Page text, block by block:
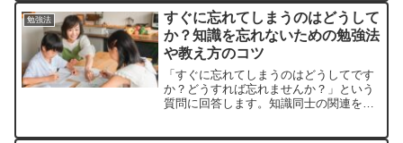
勉強法
すぐに忘れてしまうのはどうして
か？知識を忘れないための勉強法
や教え方のコツ
「すぐに忘れてしまうのはどうしてです
か？どうすれば忘れませんか？」という
質問に回答します。知識同士の関連を意